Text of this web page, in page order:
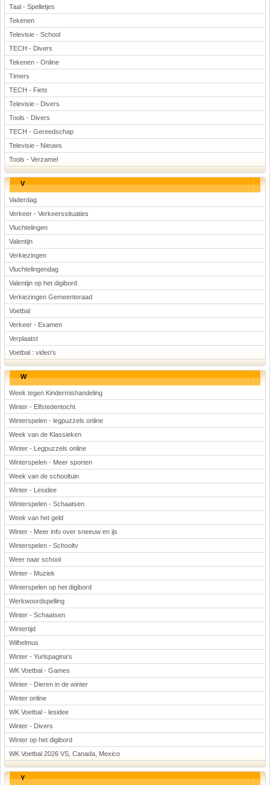
Taal - Spelletjes
Tekenen
Televisie - School
TECH - Divers
Tekenen - Online
Timers
TECH - Fiets
Televisie - Divers
Tools - Divers
TECH - Gereedschap
Televisie - Nieuws
Tools - Verzamel
V
Vaderdag
Verkeer - Verkeerssituaties
Vluchtelingen
Valentijn
Verkiezingen
Vluchtelingendag
Valentijn op het digibord
Verkiezingen Gemeenteraad
Voetbal
Verkeer - Examen
Verplaatst
Voetbal : video's
W
Week tegen Kindermishandeling
Winter - Elfstedentocht
Winterspelen - legpuzzels online
Week van de Klassieken
Winter - Legpuzzels online
Winterspelen - Meer sporten
Week van de schooltuin
Winter - Lesidee
Winterspelen - Schaatsen
Week van het geld
Winter - Meer info over sneeuw en ijs
Winterspelen - Schooltv
Weer naar school
Winter - Muziek
Winterspelen op het digibord
Werkwoordspelling
Winter - Schaatsen
Wintertijd
Wilhelmus
Winter - Yurlspagina's
WK Voetbal - Games
Winter - Dieren in de winter
Winter online
WK Voetbal - lesidee
Winter - Divers
Winter op het digibord
WK Voetbal 2026 VS, Canada, Mexico
Y